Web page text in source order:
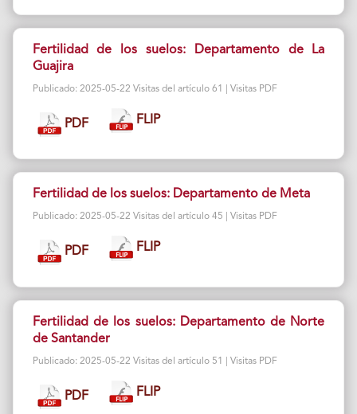
Fertilidad de los suelos: Departamento de La
Guajira
Publicado: 2025-05-22 Visitas del artículo 61 | Visitas PDF
PDF FLIP
Fertilidad de los suelos: Departamento de Meta
Publicado: 2025-05-22 Visitas del artículo 45 | Visitas PDF
PDF FLIP
Fertilidad de los suelos: Departamento de Norte
de Santander
Publicado: 2025-05-22 Visitas del artículo 51 | Visitas PDF
PDF FLIP